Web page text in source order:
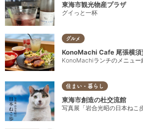
東海市観光物産プラザ
グイっと一杯
グルメ
KonoMachi Cafe 尾張横須
KonoMachiランチのメニュー
住まい・暮らし
東海市創造の杜交流館
写真展「岩合光昭の日本ねこ